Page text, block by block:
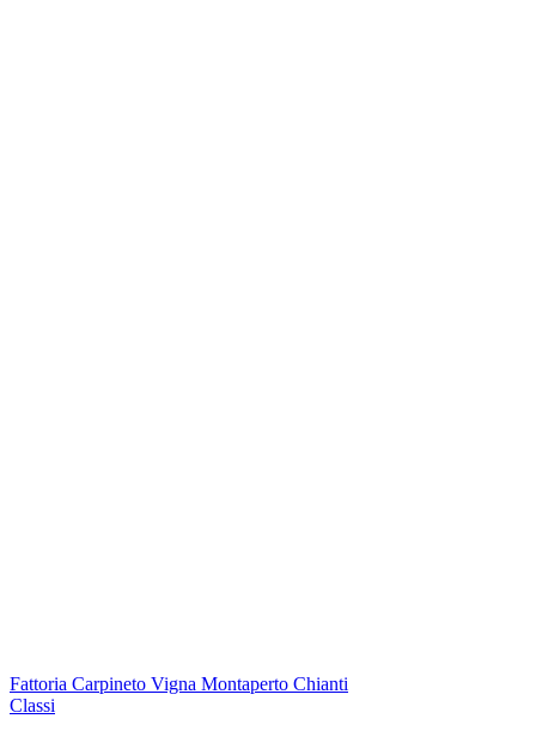
Fattoria Carpineto Vigna Montaperto Chianti
Classi